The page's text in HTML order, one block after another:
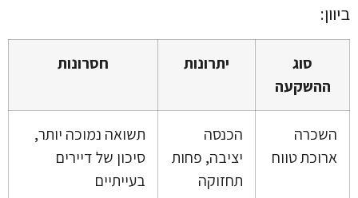
ביוון:
סוג
ההשקעה
יתרונות חסרונות
השכרה
ארוכת טווח
הכנסה
יציבה, פחות
תחזוקה
תשואה נמוכה יותר,
סיכון של דיירים
בעייתיים